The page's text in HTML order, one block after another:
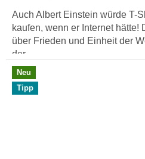
Auch Albert Einstein würde T-
kaufen, wenn er Internet hätte!
über Frieden und Einheit der
der...
Neu
Tipp